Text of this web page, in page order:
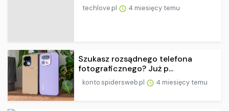
techlove.pl 4 miesięcy temu
Szukasz rozsądnego telefona
fotograficznego? Już p...
konto.spidersweb.pl 4 miesięcy temu